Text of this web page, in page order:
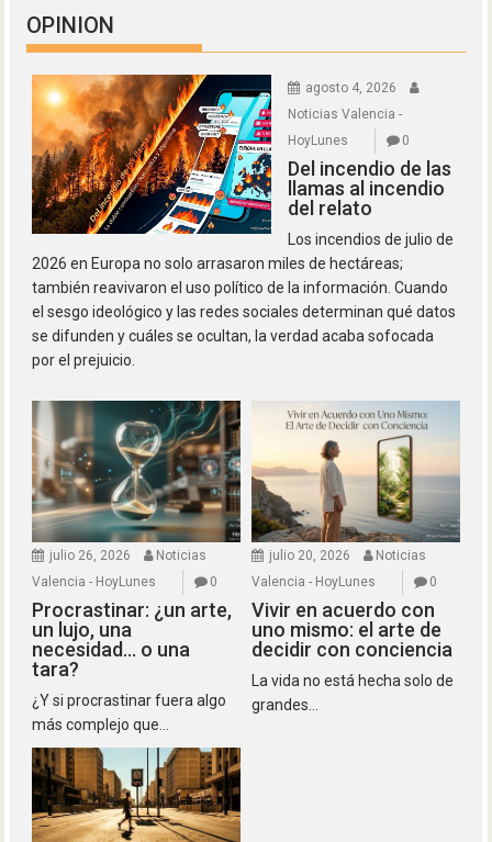
OPINION
agosto 4, 2026
Noticias Valencia -
HoyLunes
0
Del incendio de las
llamas al incendio
del relato
Los incendios de julio de
2026 en Europa no solo arrasaron miles de hectáreas;
también reavivaron el uso político de la información. Cuando
el sesgo ideológico y las redes sociales determinan qué datos
se difunden y cuáles se ocultan, la verdad acaba sofocada
por el prejuicio.
julio 26, 2026
Noticias
Valencia - HoyLunes
0
Procrastinar: ¿un arte,
un lujo, una
necesidad… o una
tara?
¿Y si procrastinar fuera algo
más complejo que...
julio 20, 2026
Noticias
Valencia - HoyLunes
0
Vivir en acuerdo con
uno mismo: el arte de
decidir con conciencia
La vida no está hecha solo de
grandes...